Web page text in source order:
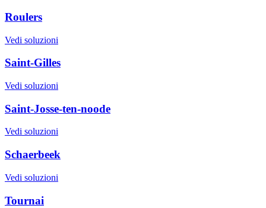
Roulers
Vedi soluzioni
Saint-Gilles
Vedi soluzioni
Saint-Josse-ten-noode
Vedi soluzioni
Schaerbeek
Vedi soluzioni
Tournai